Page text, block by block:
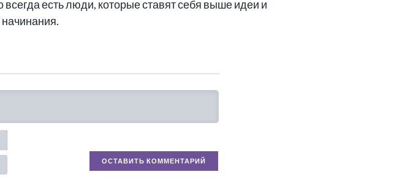
есть люди, которые ставят себя выше идеи и
Имя*
Email